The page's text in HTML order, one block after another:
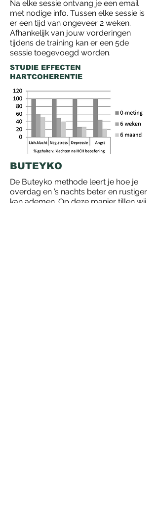
Na elke sessie ontvang je een email
met nodige info. Tussen elke sessie is
er een tijd van ongeveer 2 weken.
Afhankelijk van jouw vorderingen
tijdens de training kan er een 5de
sessie toegevoegd worden.
STUDIE EFFECTEN
HARTCOHERENTIE
BUTEYKO
De Buteyko methode leert je hoe je
overdag en ’s nachts beter en rustiger
kan ademen. Op deze manier tillen wij